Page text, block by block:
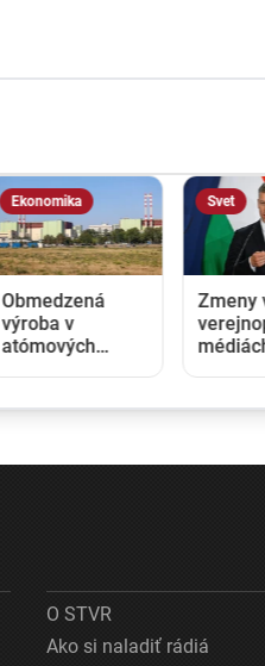
Ekonomika
Obmedzená
výroba v
atómových
Rumunsku
elektriny aj na
Svet
Zmeny
Čo sa
O STVR
Ako si naladiť rádiá